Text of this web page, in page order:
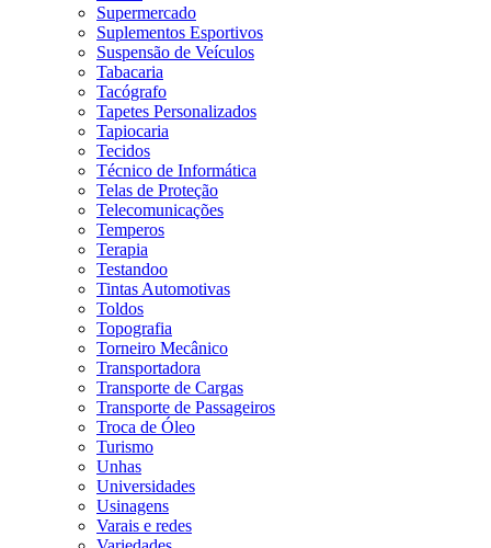
Supermercado
Suplementos Esportivos
Suspensão de Veículos
Tabacaria
Tacógrafo
Tapetes Personalizados
Tapiocaria
Tecidos
Técnico de Informática
Telas de Proteção
Telecomunicações
Temperos
Terapia
Testandoo
Tintas Automotivas
Toldos
Topografia
Torneiro Mecânico
Transportadora
Transporte de Cargas
Transporte de Passageiros
Troca de Óleo
Turismo
Unhas
Universidades
Usinagens
Varais e redes